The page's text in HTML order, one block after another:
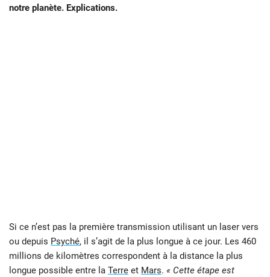
notre planète. Explications.
Si ce n’est pas la première transmission utilisant un laser vers
ou depuis Psyché, il s’agit de la plus longue à ce jour. Les 460
millions de kilomètres correspondent à la distance la plus
longue possible entre la Terre et Mars. « Cette étape est